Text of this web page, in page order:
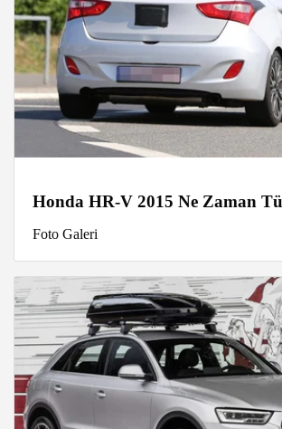
Honda HR-V 2015 Ne Zaman
Foto Galeri